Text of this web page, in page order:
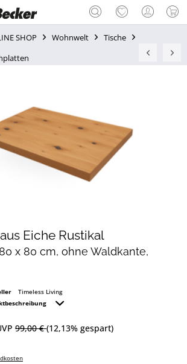
SHOP Wohnwelt
Tische
Eiche Rustikal
x 80 cm, ohne Waldkante,
Timeless Living
99,00 €(12,13% gespart)